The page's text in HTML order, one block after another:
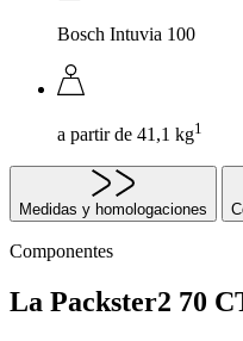
Bosch Intuvia 100
a partir de 41,1 kg1
Medidas y homologaciones
Componentes
La Packster2 70